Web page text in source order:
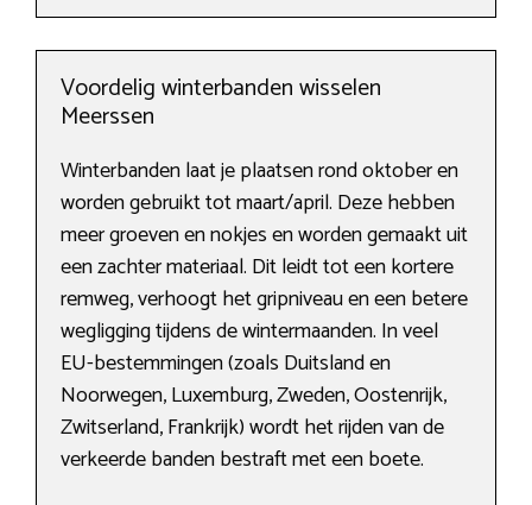
Voordelig winterbanden wisselen
Meerssen
Winterbanden laat je plaatsen rond oktober en
worden gebruikt tot maart/april. Deze hebben
meer groeven en nokjes en worden gemaakt uit
een zachter materiaal. Dit leidt tot een kortere
remweg, verhoogt het gripniveau en een betere
wegligging tijdens de wintermaanden. In veel
EU-bestemmingen (zoals Duitsland en
Noorwegen, Luxemburg, Zweden, Oostenrijk,
Zwitserland, Frankrijk) wordt het rijden van de
verkeerde banden bestraft met een boete.